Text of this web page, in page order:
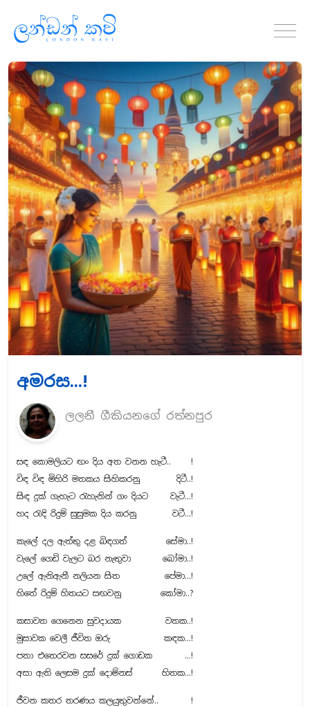
අමරස...!
ලලනී ගීකියනගේ රත්නපුර
සඳ කොමලියට ඟං දිය අත වනන හැටී..
!
විඳ විඳ මිහිරි මතකය සිහිකරනු
දිටී..!
සිඳ දුක් ගැහැට රැහැනින් ගං දියට
වැටී...!
හද රැඳි රිදුම් සුසුමක දිය කරනු
වටී...!
කැලේ දල ඇත්තු දළ බිඳගත්
සේමා..!
වැලේ ගෙඩි වැලට බර නැතුවා
බෝමා..!
උලේ ඇනිඇනී නලියන සිත
පේමා...!
හිතේ රිදුම් හිතයට සඟවනු
කෝමා..?
කසාවත ගෙනෙන සුවදායක
වතක..!
මුසාවක වෙලී ජීවිත ඔරු
කඳක...!
පතා එතෙරවන සසරේ දුක් ගොඩක
...!
අසා ඇති ලෙසම දුක් දොම්නස්
හිතක...!
ජීවන කතර තරණය කලයුතුවන්නේ..
!